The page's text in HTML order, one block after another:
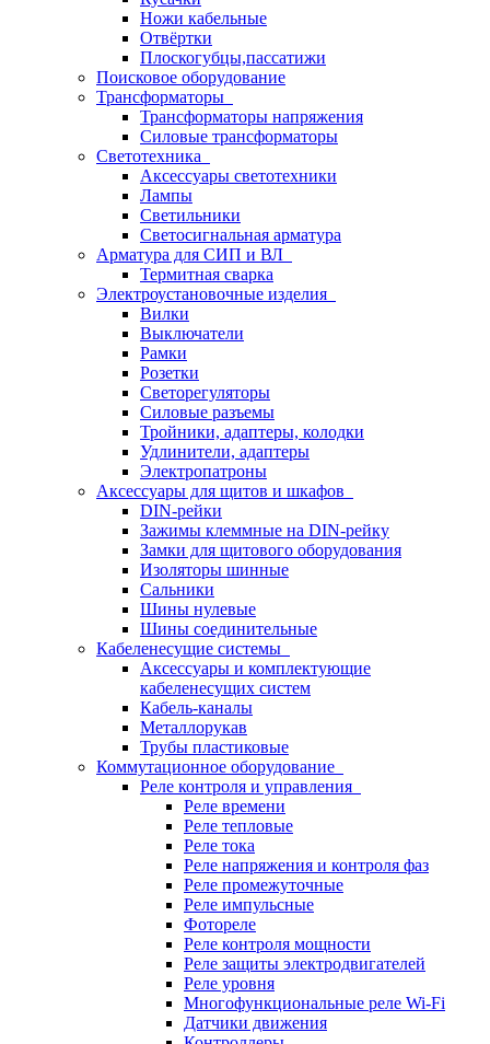
Ножи кабельные
Отвёртки
Плоскогубцы,пассатижи
Поисковое оборудование
Трансформаторы
Трансформаторы напряжения
Силовые трансформаторы
Светотехника
Аксессуары светотехники
Лампы
Светильники
Светосигнальная арматура
Арматура для СИП и ВЛ
Термитная сварка
Электроустановочные изделия
Вилки
Выключатели
Рамки
Розетки
Светорегуляторы
Силовые разъемы
Тройники, адаптеры, колодки
Удлинители, адаптеры
Электропатроны
Аксессуары для щитов и шкафов
DIN-рейки
Зажимы клеммные на DIN-рейку
Замки для щитового оборудования
Изоляторы шинные
Сальники
Шины нулевые
Шины соединительные
Кабеленесущие системы
Аксессуары и комплектующие
кабеленесущих систем
Кабель-каналы
Металлорукав
Трубы пластиковые
Коммутационное оборудование
Реле контроля и управления
Реле времени
Реле тепловые
Реле тока
Реле напряжения и контроля фаз
Реле промежуточные
Реле импульсные
Фотореле
Реле контроля мощности
Реле защиты электродвигателей
Реле уровня
Многофункциональные реле Wi-Fi
Датчики движения